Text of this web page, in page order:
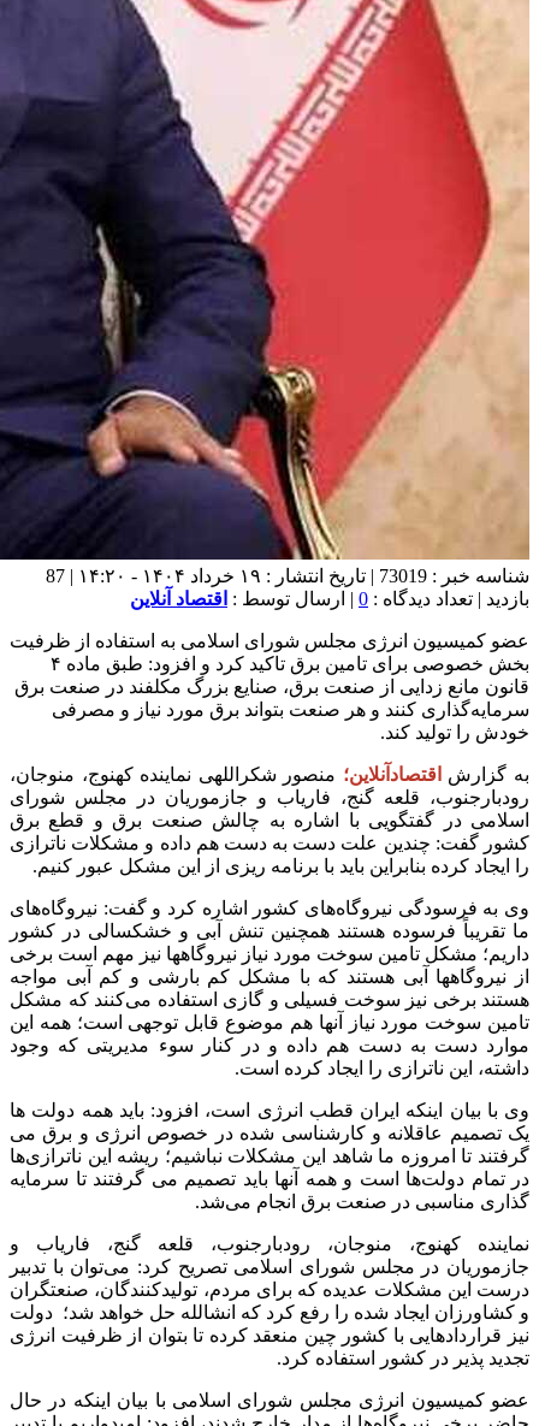
شناسه خبر : 73019 | تاریخ انتشار : ۱۹ خرداد ۱۴۰۴ - ۱۴:۲۰ | 87
بازدید | تعداد دیدگاه : 0 | ارسال توسط : اقتصاد آنلاین
عضو کمیسیون انرژی مجلس شورای اسلامی به استفاده از ظرفیت
بخش خصوصی برای تامین برق تاکید کرد و افزود: طبق ماده ۴
قانون مانع زدایی از صنعت برق، صنایع بزرگ مکلفند در صنعت برق
سرمایه‌گذاری کنند و هر صنعت بتواند برق مورد نیاز و مصرفی
خودش را تولید کند.
به گزارش اقتصادآنلاین؛ منصور شكراللهی نماینده کهنوج، منوجان،
رودبارجنوب، قلعه گنج، فاریاب و جازموریان در مجلس شورای
اسلامی در گفتگویی با اشاره به چالش صنعت برق و قطع برق
کشور گفت: چندین علت دست به دست هم داده و مشکلات ناترازی
را ایجاد کرده بنابراین باید با برنامه ریزی از این مشکل عبور کنیم.
وی به فرسودگی نیروگاه‌های کشور اشاره کرد و گفت: نیروگاه‌های
ما تقریباً فرسوده هستند همچنین تنش آبی و خشکسالی در کشور
داریم؛ مشکل تامین سوخت مورد نیاز نیروگاهها نیز مهم است برخی
از نیروگاهها آبی هستند که با مشکل کم بارشی و کم آبی مواجه
هستند برخی نیز سوخت فسیلی و گازی استفاده می‌کنند که مشکل
تامین سوخت مورد نیاز آنها هم موضوع قابل توجهی است؛ همه این
موارد دست به دست هم داده و در کنار سوء مدیریتی که وجود
داشته، این ناترازی را ایجاد کرده است.
وی با بیان اینکه ایران قطب انرژی است، افزود: باید همه دولت ها
یک تصمیم عاقلانه و کارشناسی شده در خصوص انرژی و برق می
گرفتند تا امروزه ما شاهد این مشکلات نباشیم؛ ریشه این ناترازی‌ها
در تمام دولت‌ها است و همه آنها باید تصمیم می گرفتند تا سرمایه
گذاری مناسبی در صنعت برق انجام می‌شد.
نماینده کهنوج، منوجان، رودبارجنوب، قلعه گنج، فاریاب و
جازموریان در مجلس شورای اسلامی تصریح کرد: می‌توان با تدبیر
درست این مشکلات عدیده که برای مردم، تولیدکنندگان، صنعتگران
و کشاورزان ایجاد شده را رفع کرد که انشالله حل خواهد شد؛ دولت
نیز قراردادهایی با کشور چین منعقد کرده تا بتوان از ظرفیت انرژی
تجدید پذیر در کشور استفاده کرد.
عضو کمیسیون انرژی مجلس شورای اسلامی با بیان اینکه در حال